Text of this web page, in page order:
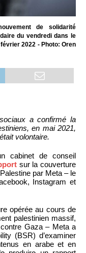
de solidarité
du vendredi dans le
2022 - Photo: Oren
a confirmé la
en mai 2021,
volontaire.
cabinet de conseil
sur la couverture
par Meta – le
Instagram et
opérée au cours de
palestinien massif,
Gaza – Meta a
(BSR) d’examiner
en arabe et en